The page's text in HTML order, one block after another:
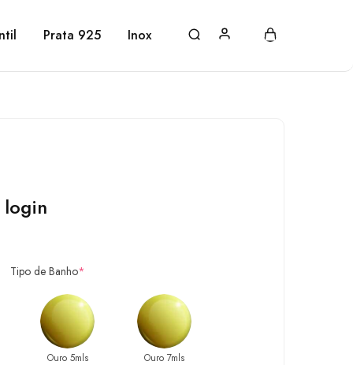
Prata 925 Inox
login
Tipo de Banho*
Ouro 5mls Ouro 7mls